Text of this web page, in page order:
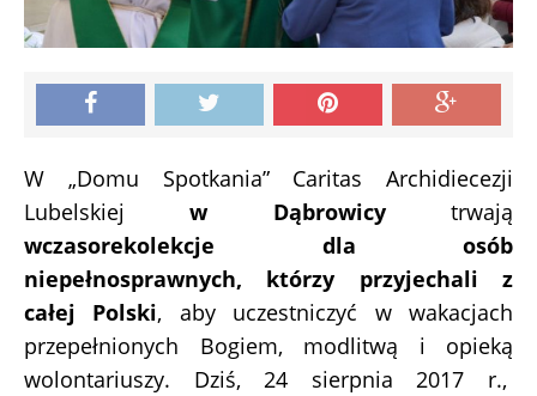
W „Domu Spotkania” Caritas Archidiecezji
Lubelskiejw Dąbrowicytrwają
wczasorekolekcje dla osób
niepełnosprawnych, którzy przyjechali z
całej Polski, aby uczestniczyć w wakacjach
przepełnionych Bogiem, modlitwą i opieką
wolontariuszy. Dziś, 24 sierpnia 2017 r.,